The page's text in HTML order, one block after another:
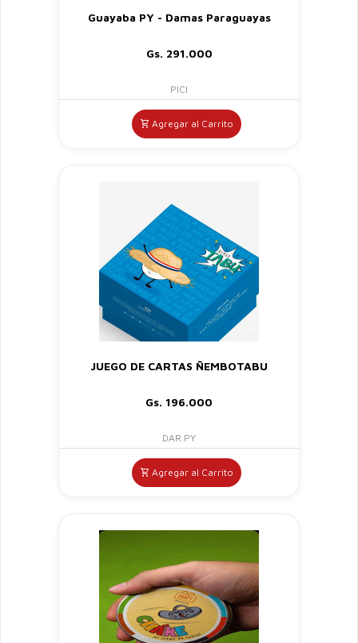
Guayaba PY - Damas Paraguayas
Gs. 291.000
PICI
Agregar al Carrito
JUEGO DE CARTAS ÑEMBOTABU
Gs. 196.000
DAR.PY
Agregar al Carrito